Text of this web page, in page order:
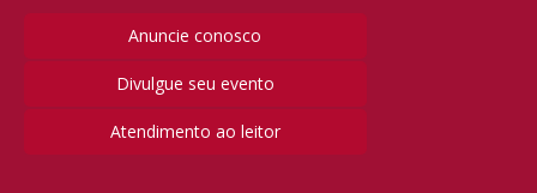
Anuncie conosco
Divulgue seu evento
Atendimento ao leitor